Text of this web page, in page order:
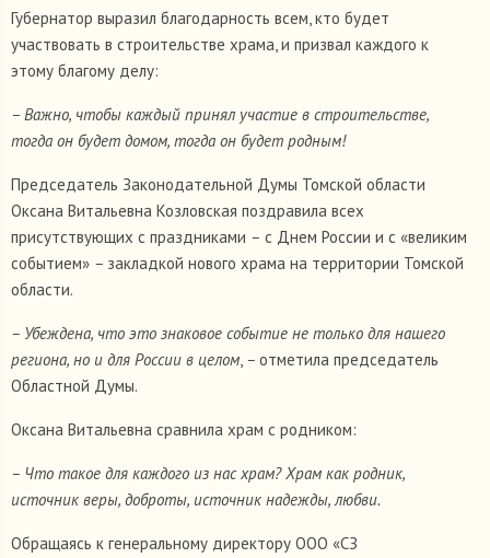
Губернатор выразил благодарность всем, кто будет
участвовать в строительстве храма, и призвал каждого к
этому благому делу:
– Важно, чтобы каждый принял участие в строительстве,
тогда он будет домом, тогда он будет родным!
Председатель Законодательной Думы Томской области
Оксана Витальевна Козловская поздравила всех
присутствующих с праздниками – с Днем России и с «великим
событием» – закладкой нового храма на территории Томской
области.
– Убеждена, что это знаковое событие не только для нашего
региона, но и для России в целом, – отметила председатель
Областной Думы.
Оксана Витальевна сравнила храм с родником:
– Что такое для каждого из нас храм? Храм как родник,
источник веры, доброты, источник надежды, любви.
Обращаясь к генеральному директору ООО «СЗ